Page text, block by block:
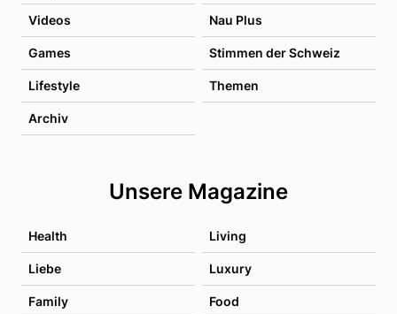
Videos Nau Plus
Games Stimmen der Schweiz
Lifestyle Themen
Archiv
Unsere Magazine
Health Living
Liebe Luxury
Family Food